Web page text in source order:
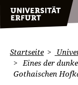
Startseite
Eines der
Gothaischen